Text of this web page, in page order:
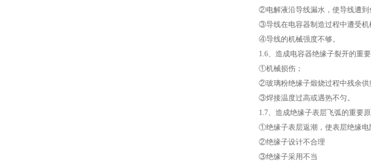
②电解液沿导线漏水，使导线遭到
③导线在电容器制造过程中遭受机
④导线的机械强度不够。
1.6、造成电容器绝缘子裂开的重
①机械损伤；
②玻璃粉绝缘子煅烧过程中残余供
③焊接温度过高或遇热不匀。
1.7、造成绝缘子表层飞弧的重要
①绝缘子表层返潮，使表层绝缘电
②绝缘子设计不合理
③绝缘子采用不当